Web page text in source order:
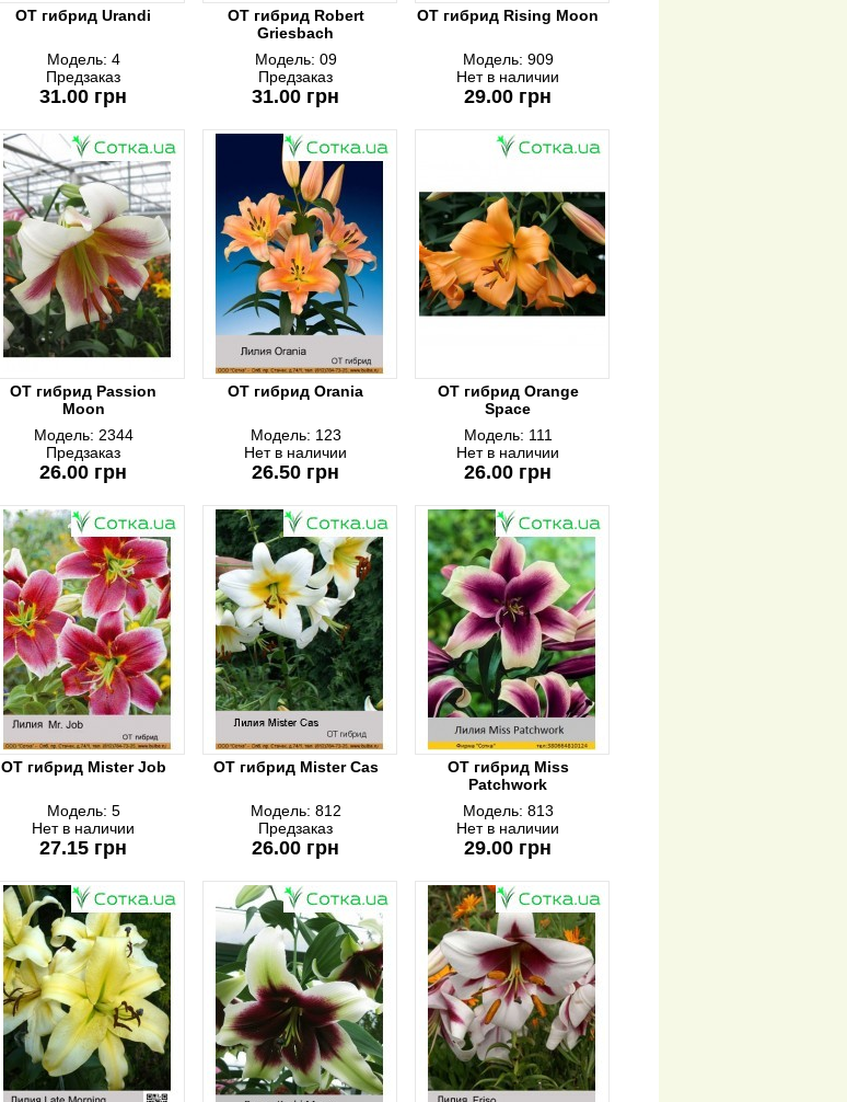
ОТ гибрид Urandi
Модель: 4
Предзаказ
31.00 грн
ОТ гибрид Robert
Griesbach
Модель: 09
Предзаказ
31.00 грн
ОТ гибрид Rising Moon
Модель: 909
Нет в наличии
29.00 грн
ОТ гибрид Passion
Moon
Модель: 2344
Предзаказ
26.00 грн
ОТ гибрид Orania
Модель: 123
Нет в наличии
26.50 грн
ОТ гибрид Orange
Space
Модель: 111
Нет в наличии
26.00 грн
ОТ гибрид Mister Job
Модель: 5
Нет в наличии
27.15 грн
ОТ гибрид Mister Cas
Модель: 812
Предзаказ
26.00 грн
ОТ гибрид Miss
Patchwork
Модель: 813
Нет в наличии
29.00 грн